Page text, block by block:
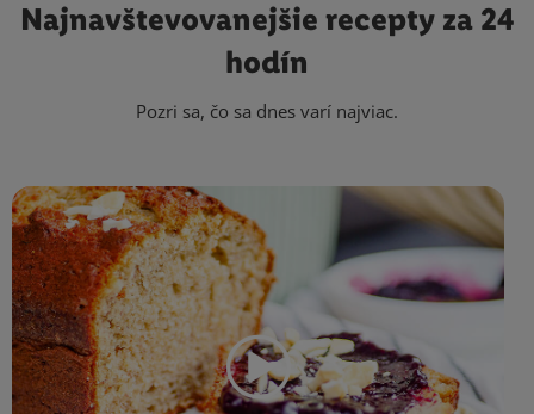
Najnavštevovanejšie recepty za 24
hodín
Pozri sa, čo sa dnes varí najviac.